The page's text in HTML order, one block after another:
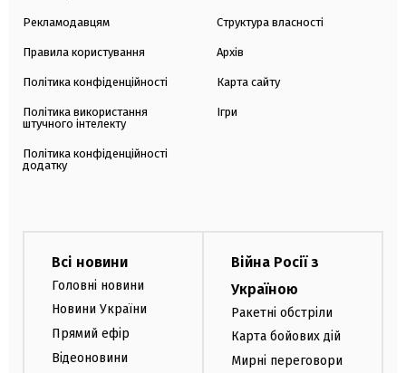
Рекламодавцям
Правила користування
Політика конфіденційності
Політика використання
штучного інтелекту
Політика конфіденційності
додатку
Структура власності
Архів
Карта сайту
Ігри
Всі новини
Головні новини
Новини України
Прямий ефір
Відеоновини
Війна Росії з
Україною
Ракетні обстріли
Карта бойових дій
Мирні переговори